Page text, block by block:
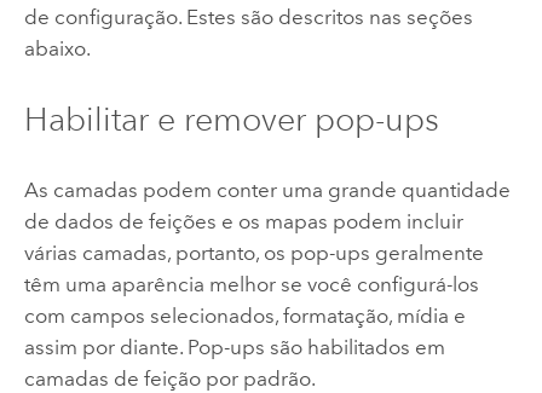
de configuração. Estes são descritos nas seções
abaixo.
Habilitar e remover pop-ups
As camadas podem conter uma grande quantidade
de dados de feições e os mapas podem incluir
várias camadas, portanto, os pop-ups geralmente
têm uma aparência melhor se você configurá-los
com campos selecionados, formatação, mídia e
assim por diante. Pop-ups são habilitados em
camadas de feição por padrão.